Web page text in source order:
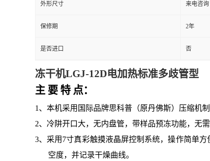
外形尺寸 来电咨询
保修期 2年
是否进口 否
冻干机LGJ-12D电加热标准多歧管型
主 要 特 点：
1、 本机采用国际品牌思科普（原丹佛斯）压缩机
2、 冷阱开口大，无内盘管，带样品预冻功能，无
3、采用7寸真彩触摸液晶屏控制系统，操作简单
空度，并记录干燥曲线。